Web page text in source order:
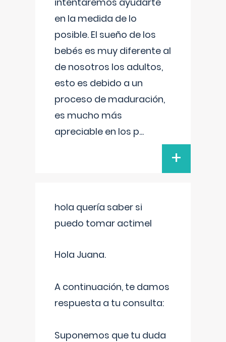
en la medida de lo
posible. El sueño de los
bebés es muy diferente al
de nosotros los adultos,
esto es debido a un
proceso de maduración,
es mucho más
apreciable en los p...
+
hola quería saber si
puedo tomar actimel
Hola Juana.
A continuación, te damos
respuesta a tu consulta:
Suponemos que tu duda